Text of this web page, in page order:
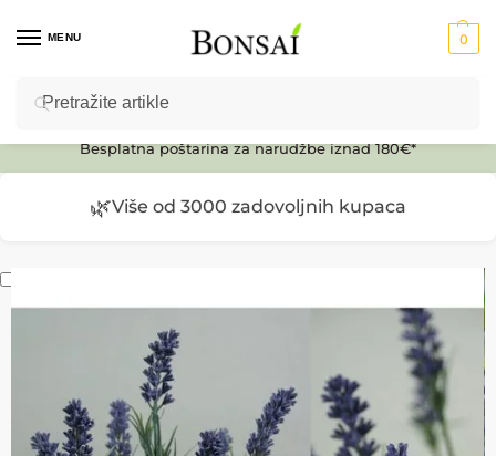
MENU 0
Ulaz u E-SHOP
Besplatna poštarina za narudžbe iznad 180€*
🌿Više od 3000 zadovoljnih kupaca